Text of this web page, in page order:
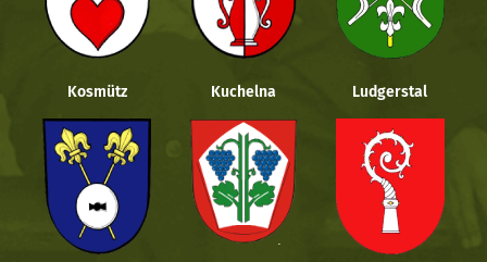
Kosmütz Kuchelna Ludgerstal